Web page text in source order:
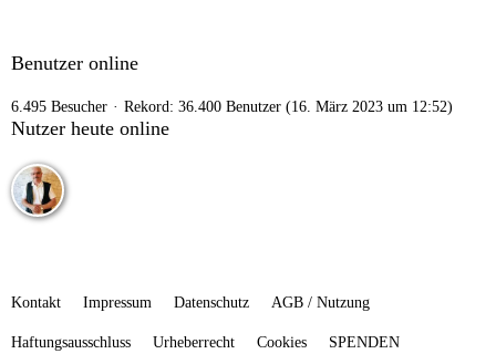
Benutzer online
6.495 Besucher Rekord: 36.400 Benutzer (16. März 2023 um 12:52)
Nutzer heute online
Kontakt Impressum Datenschutz AGB / Nutzung
Haftungsausschluss Urheberrecht Cookies SPENDEN